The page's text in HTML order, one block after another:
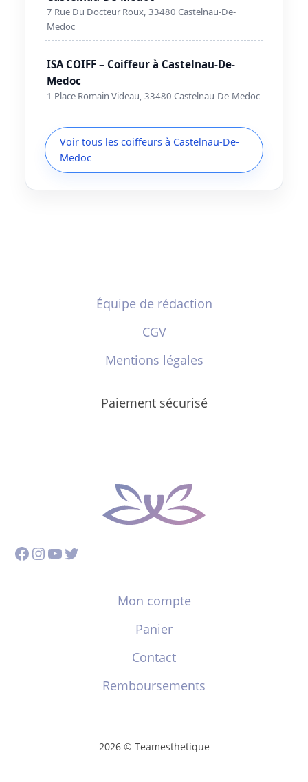
7 Rue Du Docteur Roux, 33480 Castelnau-De-
Medoc
ISA COIFF – Coiffeur à Castelnau-De-
Medoc
1 Place Romain Videau, 33480 Castelnau-De-Medoc
Voir tous les coiffeurs à Castelnau-De-
Medoc
Équipe de rédaction
CGV
Mentions légales
Paiement sécurisé
Facebook
Instagram
YouTube
Twitter
Mon compte
Panier
Contact
Remboursements
2026 © Teamesthetique